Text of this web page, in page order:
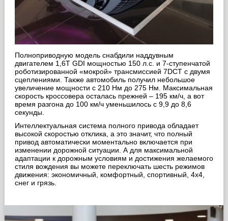
Полноприводную модель снабдили наддувным
двигателем 1,6T GDI мощностью 150 л.с. и 7-ступенчатой
роботизированной «мокрой» трансмиссией 7DCT с двумя
сцеплениями. Также автомобиль получил небольшое
увеличение мощности с 210 Нм до 275 Нм. Максимальная
скорость кроссовера осталась прежней – 195 км/ч, а вот
время разгона до 100 км/ч уменьшилось с 9,9 до 8,6
секунды.
Интеллектуальная система полного привода обладает
высокой скоростью отклика, а это значит, что полный
привод автоматически моментально включается при
изменении дорожной ситуации. А для максимальной
адаптации к дорожным условиям и достижения желаемого
стиля вождения вы можете переключать шесть режимов
движения: экономичный, комфортный, спортивный, 4х4,
снег и грязь.